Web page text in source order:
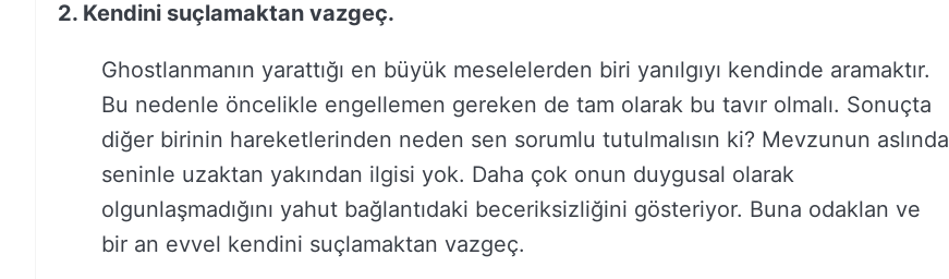
2. Kendini suçlamaktan vazgeç.
Ghostlanmanın yarattığı en büyük meselelerden biri yanılgıyı kendinde aramaktır.
Bu nedenle öncelikle engellemen gereken de tam olarak bu tavır olmalı. Sonuçta
diğer birinin hareketlerinden neden sen sorumlu tutulmalısın ki? Mevzunun aslında
seninle uzaktan yakından ilgisi yok. Daha çok onun duygusal olarak
olgunlaşmadığını yahut bağlantıdaki beceriksizliğini gösteriyor. Buna odaklan ve
bir an evvel kendini suçlamaktan vazgeç.